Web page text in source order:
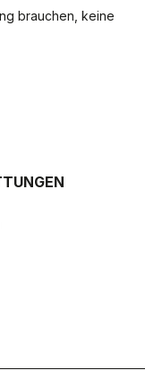
brauchen, keine